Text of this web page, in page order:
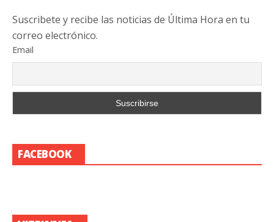
Suscribete y recibe las noticias de Última Hora en tu
correo electrónico.
Email
FACEBOOK